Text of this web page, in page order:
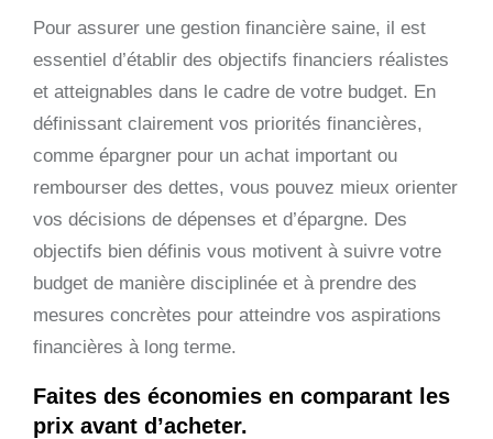
Pour assurer une gestion financière saine, il est
essentiel d’établir des objectifs financiers réalistes
et atteignables dans le cadre de votre budget. En
définissant clairement vos priorités financières,
comme épargner pour un achat important ou
rembourser des dettes, vous pouvez mieux orienter
vos décisions de dépenses et d’épargne. Des
objectifs bien définis vous motivent à suivre votre
budget de manière disciplinée et à prendre des
mesures concrètes pour atteindre vos aspirations
financières à long terme.
Faites des économies en comparant les
prix avant d’acheter.